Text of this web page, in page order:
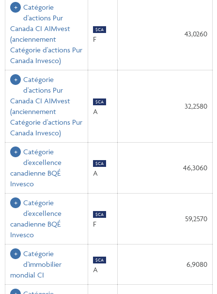
Catégorie
d'actions Pur
Canada CI AIMvest
(anciennement
Catégorie d'actions Pur
Canada Invesco)
$CA
F
43,0260
Catégorie
d'actions Pur
Canada CI AIMvest
(anciennement
Catégorie d'actions Pur
Canada Invesco)
$CA
A
32,2580
Catégorie
d'excellence
canadienne BQÉ
Invesco
$CA
A
46,3060
Catégorie
d'excellence
canadienne BQÉ
Invesco
$CA
F
59,2570
Catégorie
d'immobilier
mondial CI
$CA
A
6,9080